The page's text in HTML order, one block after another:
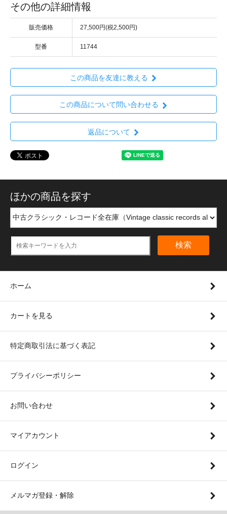
その他の詳細情報
販売価格 27,500円(税2,500円)
型番 11744
この商品を友達に教える
この商品について問い合わせる
返品について
ほかの商品を探す
検索
ホーム
カートを見る
特定商取引法に基づく表記
プライバシーポリシー
お問い合わせ
マイアカウント
ログイン
メルマガ登録・解除